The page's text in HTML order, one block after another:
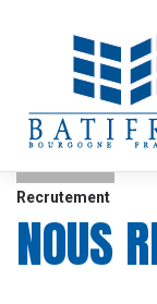
Recrutement
NOUS